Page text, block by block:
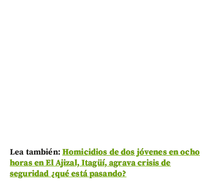
Lea también: Homicidios de dos jóvenes en ocho
horas en El Ajizal, Itagüí, agrava crisis de
seguridad ¿qué está pasando?